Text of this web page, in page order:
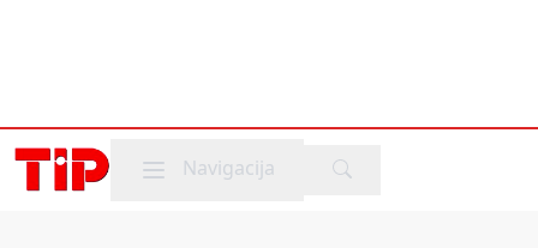
Mobile menu
Navigacija